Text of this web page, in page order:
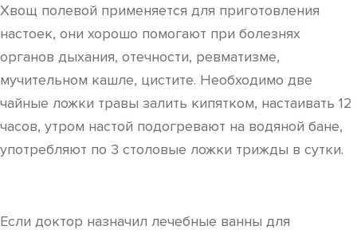
Хвощ полевой применяется для приготовления
настоек, они хорошо помогают при болезнях
органов дыхания, отечности, ревматизме,
мучительном кашле, цистите. Необходимо две
чайные ложки травы залить кипятком, настаивать 12
часов, утром настой подогревают на водяной бане,
употребляют по 3 столовые ложки трижды в сутки.
Если доктор назначил лечебные ванны для